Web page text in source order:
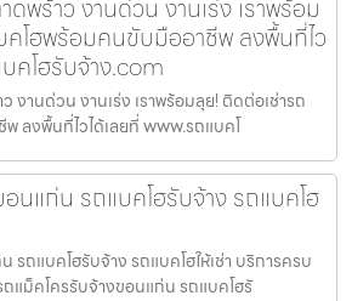
พร้าว งานด่วน งานเร่ง เราพร้อม
คโฮพร้อมคนขับมืออาชีพ ลงพื้นที่ไว
คโฮรับจ้าง.com
งานด่วน งานเร่ง เราพร้อมลุย! ติดต่อเช่ารถ
ลงพื้นที่ไวได้เลยที่ www.รถแบคโ
นแก่น รถแบคโฮรับจ้าง รถแบคโฮ
รถแบคโฮรับจ้าง รถแบคโฮให้เช่า บริการครบ
ถแม็คโครรับจ้างขอนแก่น รถแบคโฮรั